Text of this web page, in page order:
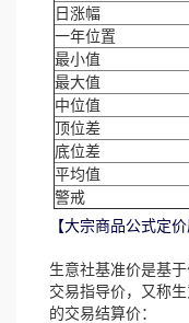
日涨幅
一年位置
最小值
最大值
中位值
顶位差
底位差
平均值
警戒
【大宗商品公式定价
生意社基准价是基
交易指导价，又称
的交易结算价：